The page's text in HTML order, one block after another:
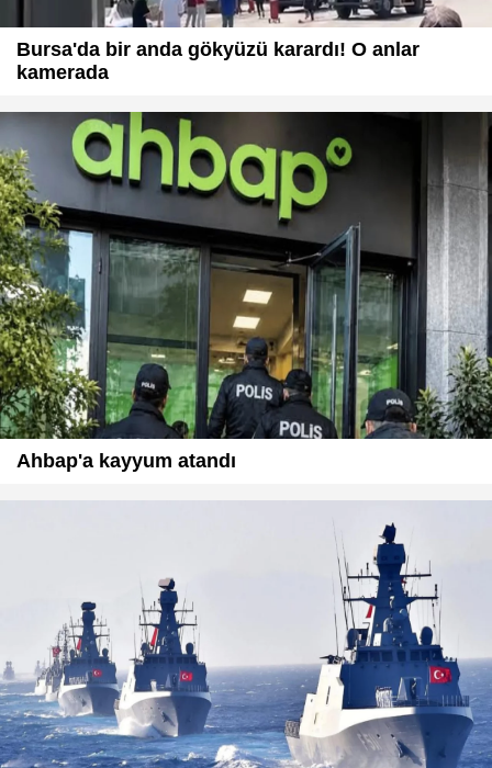
Bursa'da bir anda gökyüzü karardı! O anlar
kamerada
Ahbap'a kayyum atandı